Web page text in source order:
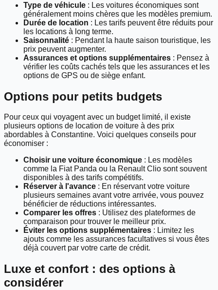
Type de véhicule : Les voitures économiques sont
généralement moins chères que les modèles premium.
Durée de location : Les tarifs peuvent être réduits pour
les locations à long terme.
Saisonnalité : Pendant la haute saison touristique, les
prix peuvent augmenter.
Assurances et options supplémentaires : Pensez à
vérifier les coûts cachés tels que les assurances et les
options de GPS ou de siège enfant.
Options pour petits budgets
Pour ceux qui voyagent avec un budget limité, il existe
plusieurs options de location de voiture à des prix
abordables à Constantine. Voici quelques conseils pour
économiser :
Choisir une voiture économique : Les modèles
comme la Fiat Panda ou la Renault Clio sont souvent
disponibles à des tarifs compétitifs.
Réserver à l'avance : En réservant votre voiture
plusieurs semaines avant votre arrivée, vous pouvez
bénéficier de réductions intéressantes.
Comparer les offres : Utilisez des plateformes de
comparaison pour trouver le meilleur prix.
Éviter les options supplémentaires : Limitez les
ajouts comme les assurances facultatives si vous êtes
déjà couvert par votre carte de crédit.
Luxe et confort : des options à
considérer